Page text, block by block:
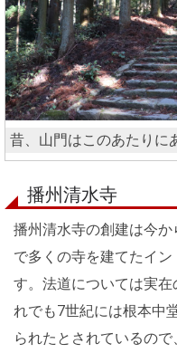
昔、山門はこのあたりに
播州清水寺
播州清水寺の創建は今
で多くの寺を建てたイ
す。法道については実
れでも7世紀には根本中
られたとされているの